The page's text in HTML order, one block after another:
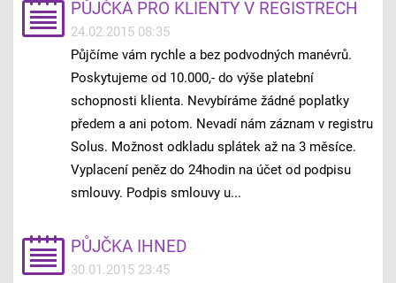
PŮJČKA PRO KLIENTY V REGISTRECH
24.02.2015 08:35
Půjčíme vám rychle a bez podvodných manévrů.
Poskytujeme od 10.000,- do výše platební
schopnosti klienta. Nevybíráme žádné poplatky
předem a ani potom. Nevadí nám záznam v registru
Solus. Možnost odkladu splátek až na 3 měsíce.
Vyplacení peněz do 24hodin na účet od podpisu
smlouvy. Podpis smlouvy u...
PŮJČKA IHNED
30.01.2015 23:45